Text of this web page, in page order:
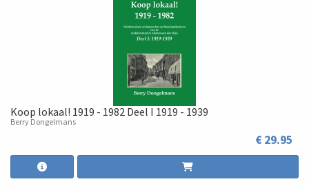
Koop lokaal! 1919 - 1982 Deel I 1919 - 1939
Berry Dongelmans
€ 29.95